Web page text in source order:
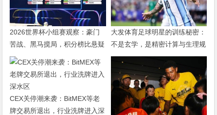
2026世界杯小组赛观察：豪门
苦战、黑马搅局，积分榜比悬疑
片还刺激
大发体育足球明星的训练秘密：
不是玄学，是精密计算与生理规
律的博弈
CEX关停潮来袭：BitMEX等老
牌交易所退出，行业洗牌进入深